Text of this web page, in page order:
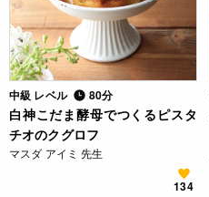
中級 レベル 80分
白神こだま酵母でつくるピスタ
チオのクグロフ
マスダ アイミ 先生
134